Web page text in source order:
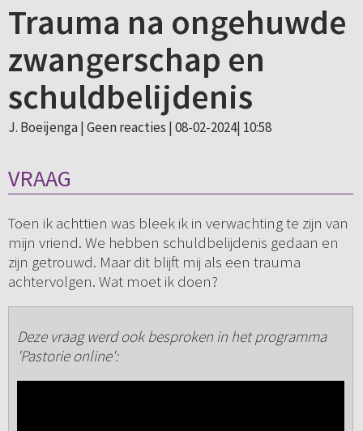
Trauma na ongehuwde
zwangerschap en
schuldbelijdenis
J. Boeijenga | Geen reacties | 08-02-2024| 10:58
VRAAG
Toen ik achttien was bleek ik in verwachting te zijn van
mijn vriend. We hebben schuldbelijdenis gedaan en
zijn getrouwd. Maar dit blijft mij als een trauma
achtervolgen. Wat moet ik doen?
Deze vraag werd ook besproken in het programma
'Pastorie online':